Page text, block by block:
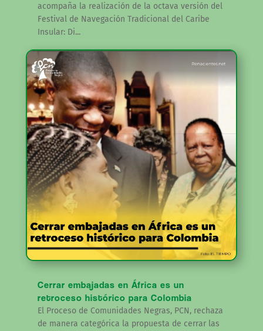
acompaña la realización de la octava versión del
Festival de Navegación Tradicional del Caribe
Insular: Di...
Cerrar embajadas en África es un
retroceso histórico para Colombia
El Proceso de Comunidades Negras, PCN, rechaza
de manera categórica la propuesta de cerrar las